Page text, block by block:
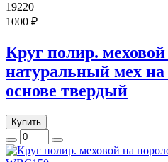
19220
1000 ₽
Круг полир.
натуральный мех на
основе твердый
Купить